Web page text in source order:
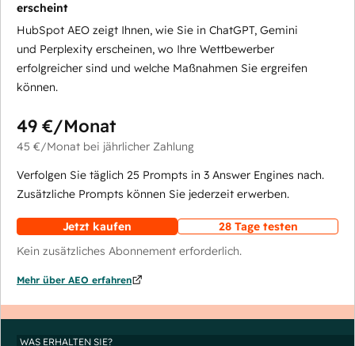
erscheint
HubSpot AEO zeigt Ihnen, wie Sie in ChatGPT, Gemini
und Perplexity erscheinen, wo Ihre Wettbewerber
erfolgreicher sind und welche Maßnahmen Sie ergreifen
können.
49 €/Monat
45 €/Monat bei jährlicher Zahlung
Verfolgen Sie täglich 25 Prompts in 3 Answer Engines nach.
Zusätzliche Prompts können Sie jederzeit erwerben.
Jetzt kaufen
28 Tage testen
Kein zusätzliches Abonnement erforderlich.
Mehr über AEO erfahren
WAS ERHALTEN SIE?